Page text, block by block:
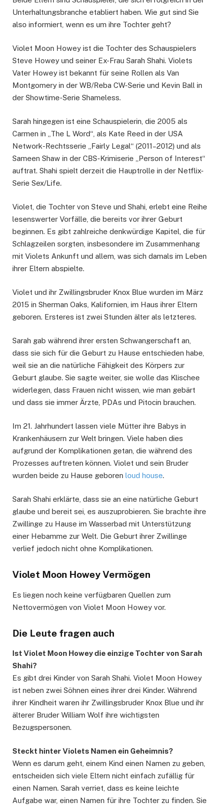
Unterhaltungsbranche etabliert haben. Wie gut sind Sie
also informiert, wenn es um ihre Tochter geht?
Violet Moon Howey ist die Tochter des Schauspielers
Steve Howey und seiner Ex-Frau Sarah Shahi. Violets
Vater Howey ist bekannt für seine Rollen als Van
Montgomery in der WB/Reba CW-Serie und Kevin Ball in
der Showtime-Serie Shameless.
Sarah hingegen ist eine Schauspielerin, die 2005 als
Carmen in „The L Word“, als Kate Reed in der USA
Network-Rechtsserie „Fairly Legal“ (2011–2012) und als
Sameen Shaw in der CBS-Krimiserie „Person of Interest“
auftrat. Shahi spielt derzeit die Hauptrolle in der Netflix-
Serie Sex/Life.
Violet, die Tochter von Steve und Shahi, erlebt eine Reihe
lesenswerter Vorfälle, die bereits vor ihrer Geburt
beginnen. Es gibt zahlreiche denkwürdige Kapitel, die für
Schlagzeilen sorgten, insbesondere im Zusammenhang
mit Violets Ankunft und allem, was sich damals im Leben
ihrer Eltern abspielte.
Violet und ihr Zwillingsbruder Knox Blue wurden im März
2015 in Sherman Oaks, Kalifornien, im Haus ihrer Eltern
geboren. Ersteres ist zwei Stunden älter als letzteres.
Sarah gab während ihrer ersten Schwangerschaft an,
dass sie sich für die Geburt zu Hause entschieden habe,
weil sie an die natürliche Fähigkeit des Körpers zur
Geburt glaube. Sie sagte weiter, sie wolle das Klischee
widerlegen, dass Frauen nicht wissen, wie man gebärt
und dass sie immer Ärzte, PDAs und Pitocin brauchen.
Im 21. Jahrhundert lassen viele Mütter ihre Babys in
Krankenhäusern zur Welt bringen. Viele haben dies
aufgrund der Komplikationen getan, die während des
Prozesses auftreten können. Violet und sein Bruder
wurden beide zu Hause geboren loud house.
Sarah Shahi erklärte, dass sie an eine natürliche Geburt
glaube und bereit sei, es auszuprobieren. Sie brachte ihre
Zwillinge zu Hause im Wasserbad mit Unterstützung
einer Hebamme zur Welt. Die Geburt ihrer Zwillinge
verlief jedoch nicht ohne Komplikationen.
Violet Moon Howey Vermögen
Es liegen noch keine verfügbaren Quellen zum
Nettovermögen von Violet Moon Howey vor.
Die Leute fragen auch
Ist Violet Moon Howey die einzige Tochter von Sarah
Shahi?
Es gibt drei Kinder von Sarah Shahi. Violet Moon Howey
ist neben zwei Söhnen eines ihrer drei Kinder. Während
ihrer Kindheit waren ihr Zwillingsbruder Knox Blue und ihr
älterer Bruder William Wolf ihre wichtigsten
Bezugspersonen.
Steckt hinter Violets Namen ein Geheimnis?
Wenn es darum geht, einem Kind einen Namen zu geben,
entscheiden sich viele Eltern nicht einfach zufällig für
einen Namen. Sarah verriet, dass es keine leichte
Aufgabe war, einen Namen für ihre Tochter zu finden. Sie